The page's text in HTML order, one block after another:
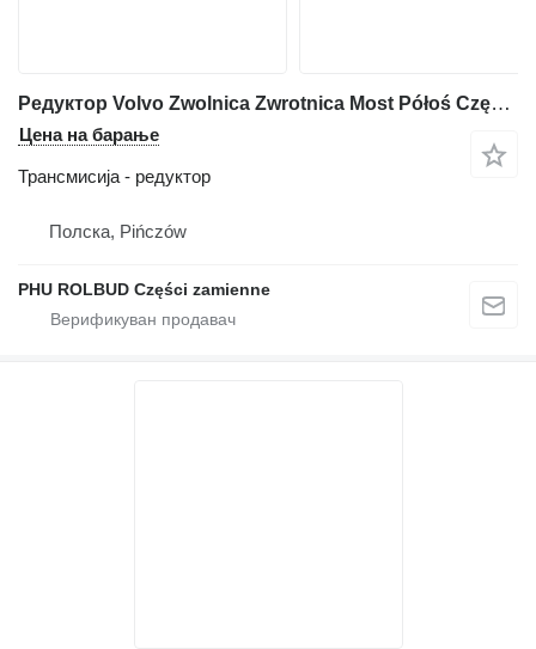
Редуктор Volvo Zwolnica Zwrotnica Most Półoś Części a25c a25d a30 a35 a40 a45 B за зглобен дампер Volvo a25c a25d a30 a35 a40 a45
Цена на барање
Трансмисија - редуктор
Полска, Pińczów
PHU ROLBUD Części zamienne